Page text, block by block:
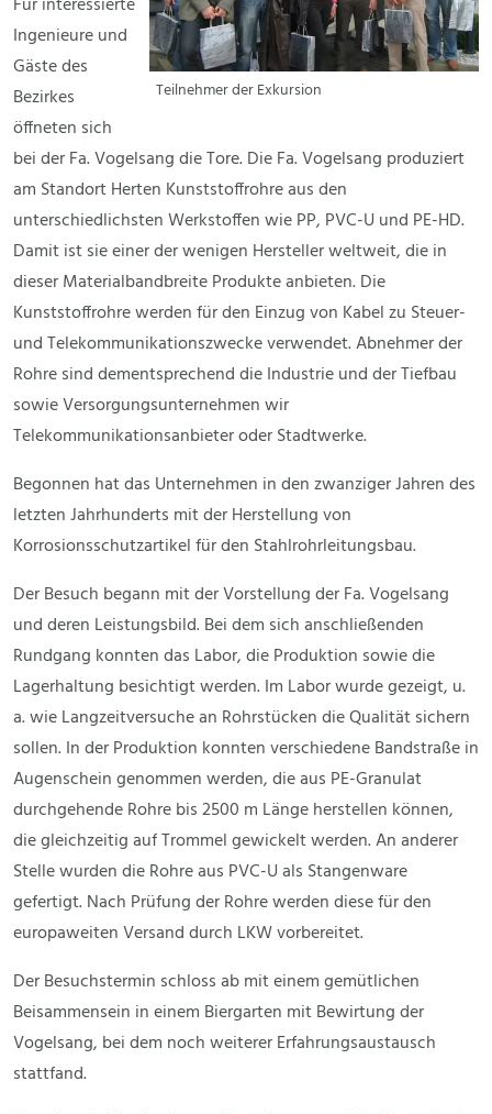
Teilnehmer der Exkursion
Ingenieure und
Gäste des
Bezirkes
öffneten sich
bei der Fa. Vogelsang die Tore. Die Fa. Vogelsang produziert
am Standort Herten Kunststoffrohre aus den
unterschiedlichsten Werkstoffen wie PP, PVC-U und PE-HD.
Damit ist sie einer der wenigen Hersteller weltweit, die in
dieser Materialbandbreite Produkte anbieten. Die
Kunststoffrohre werden für den Einzug von Kabel zu Steuer-
und Telekommunikationszwecke verwendet. Abnehmer der
Rohre sind dementsprechend die Industrie und der Tiefbau
sowie Versorgungsunternehmen wir
Telekommunikationsanbieter oder Stadtwerke.
Begonnen hat das Unternehmen in den zwanziger Jahren des
letzten Jahrhunderts mit der Herstellung von
Korrosionsschutzartikel für den Stahlrohrleitungsbau.
Der Besuch begann mit der Vorstellung der Fa. Vogelsang
und deren Leistungsbild. Bei dem sich anschließenden
Rundgang konnten das Labor, die Produktion sowie die
Lagerhaltung besichtigt werden. Im Labor wurde gezeigt, u.
a. wie Langzeitversuche an Rohrstücken die Qualität sichern
sollen. In der Produktion konnten verschiedene Bandstraße in
Augenschein genommen werden, die aus PE-Granulat
durchgehende Rohre bis 2500 m Länge herstellen können,
die gleichzeitig auf Trommel gewickelt werden. An anderer
Stelle wurden die Rohre aus PVC-U als Stangenware
gefertigt. Nach Prüfung der Rohre werden diese für den
europaweiten Versand durch LKW vorbereitet.
Der Besuchstermin schloss ab mit einem gemütlichen
Beisammensein in einem Biergarten mit Bewirtung der
Vogelsang, bei dem noch weiterer Erfahrungsaustausch
stattfand.